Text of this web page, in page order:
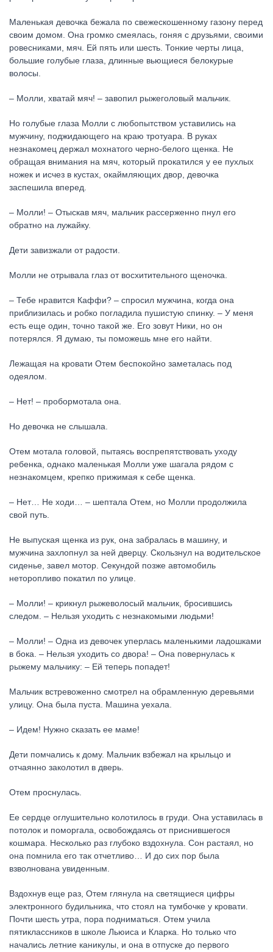
Маленькая девочка бежала по свежескошенному газону перед
своим домом. Она громко смеялась, гоняя с друзьями, своими
ровесниками, мяч. Ей пять или шесть. Тонкие черты лица,
большие голубые глаза, длинные вьющиеся белокурые
волосы.
– Молли, хватай мяч! – завопил рыжеголовый мальчик.
Но голубые глаза Молли с любопытством уставились на
мужчину, поджидающего на краю тротуара. В руках
незнакомец держал мохнатого черно-белого щенка. Не
обращая внимания на мяч, который прокатился у ее пухлых
ножек и исчез в кустах, окаймляющих двор, девочка
заспешила вперед.
– Молли! – Отыскав мяч, мальчик рассерженно пнул его
обратно на лужайку.
Дети завизжали от радости.
Молли не отрывала глаз от восхитительного щеночка.
– Тебе нравится Каффи? – спросил мужчина, когда она
приблизилась и робко погладила пушистую спинку. – У меня
есть еще один, точно такой же. Его зовут Ники, но он
потерялся. Я думаю, ты поможешь мне его найти.
Лежащая на кровати Отем беспокойно заметалась под
одеялом.
– Нет! – пробормотала она.
Но девочка не слышала.
Отем мотала головой, пытаясь воспрепятствовать уходу
ребенка, однако маленькая Молли уже шагала рядом с
незнакомцем, крепко прижимая к себе щенка.
– Нет… Не ходи… – шептала Отем, но Молли продолжила
свой путь.
Не выпуская щенка из рук, она забралась в машину, и
мужчина захлопнул за ней дверцу. Скользнул на водительское
сиденье, завел мотор. Секундой позже автомобиль
неторопливо покатил по улице.
– Молли! – крикнул рыжеволосый мальчик, бросившись
следом. – Нельзя уходить с незнакомыми людьми!
– Молли! – Одна из девочек уперлась маленькими ладошками
в бока. – Нельзя уходить со двора! – Она повернулась к
рыжему мальчику: – Ей теперь попадет!
Мальчик встревоженно смотрел на обрамленную деревьями
улицу. Она была пуста. Машина уехала.
– Идем! Нужно сказать ее маме!
Дети помчались к дому. Мальчик взбежал на крыльцо и
отчаянно заколотил в дверь.
Отем проснулась.
Ее сердце оглушительно колотилось в груди. Она уставилась в
потолок и поморгала, освобождаясь от приснившегося
кошмара. Несколько раз глубоко вздохнула. Сон растаял, но
она помнила его так отчетливо… И до сих пор была
взволнована увиденным.
Вздохнув еще раз, Отем глянула на светящиеся цифры
электронного будильника, что стоял на тумбочке у кровати.
Почти шесть утра, пора подниматься. Отем учила
пятиклассников в школе Льюиса и Кларка. Но только что
начались летние каникулы, и она в отпуске до первого